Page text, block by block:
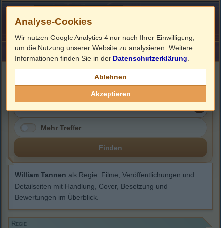
HOME ImpressumLinks
William Tannen
Mehr Treffer
Finden
William Tannen als Regie: Filme, Veröffentlichungen und
Detailseiten mit Handlung, Cover, Besetzung und
Bewertungen im Überblick.
Regie
Analyse-Cookies
Wir nutzen Google Analytics 4 nur nach Ihrer Einwilligung,
um die Nutzung unserer Website zu analysieren. Weitere
Informationen finden Sie in der Datenschutzerklärung
Ablehnen
Akzeptieren